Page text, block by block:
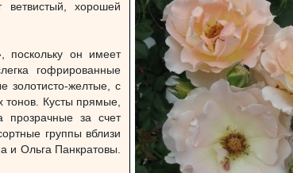
ветвистый, хорошей
поскольку он имеет
гофрированные
золотисто-желтые, с
тонов. Кусты прямые,
за счет
группы вблизи
и Ольга Панкратовы.